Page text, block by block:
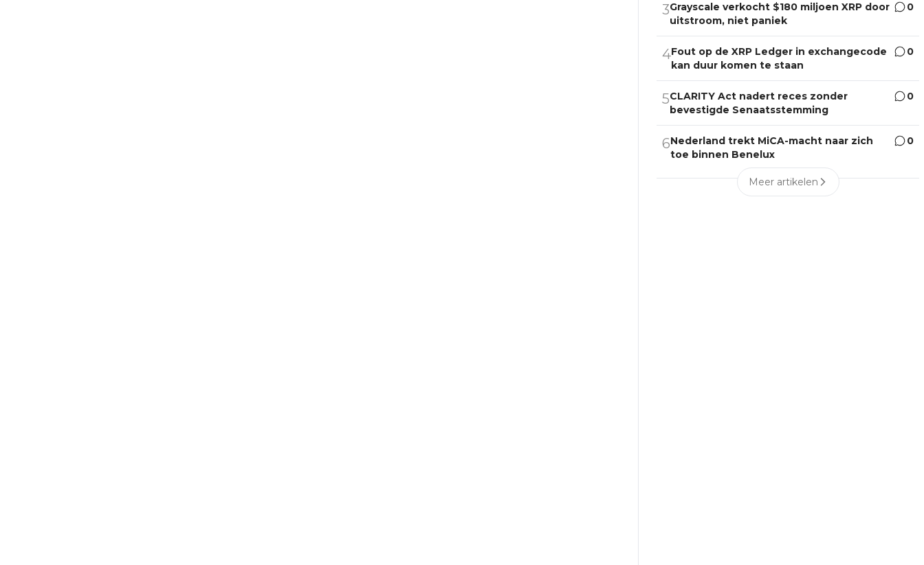
3Grayscale verkocht $180 miljoen XRP door
uitstroom, niet paniek
0
4Fout op de XRP Ledger in exchangecode
kan duur komen te staan
0
5CLARITY Act nadert reces zonder
bevestigde Senaatsstemming
0
6Nederland trekt MiCA-macht naar zich
toe binnen Benelux
0
Meer artikelen